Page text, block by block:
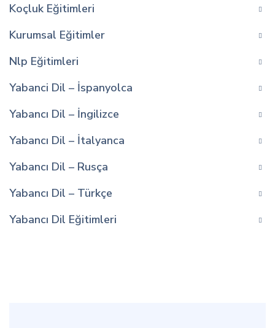
Koçluk Eğitimleri
Kurumsal Eğitimler
Nlp Eğitimleri
Yabanci Dil – İspanyolca
Yabancı Dil – İngilizce
Yabancı Dil – İtalyanca
Yabancı Dil – Rusça
Yabancı Dil – Türkçe
Yabancı Dil Eğitimleri